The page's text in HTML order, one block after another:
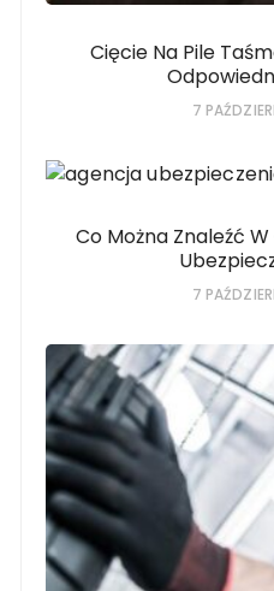
Cięcie Na Pile
7
Co Można Znaleźć
7